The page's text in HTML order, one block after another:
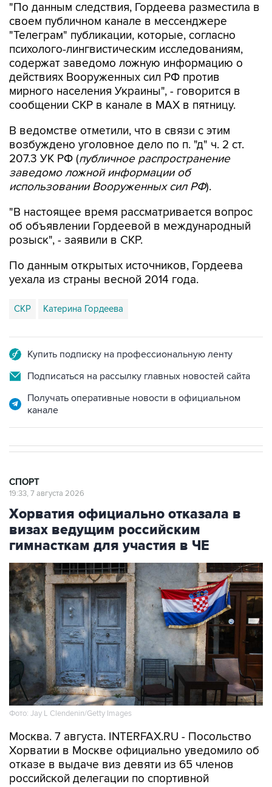
"По данным следствия, Гордеева разместила в
своем публичном канале в мессенджере
"Телеграм" публикации, которые, согласно
психолого-лингвистическим исследованиям,
содержат заведомо ложную информацию о
действиях Вооруженных сил РФ против
мирного населения Украины", - говорится в
сообщении СКР в канале в MAX в пятницу.
В ведомстве отметили, что в связи с этим
возбуждено уголовное дело по п. "д" ч. 2 ст.
207.3 УК РФ (публичное распространение
заведомо ложной информации об
использовании Вооруженных сил РФ).
"В настоящее время рассматривается вопрос
об объявлении Гордеевой в международный
розыск", - заявили в СКР.
По данным открытых источников, Гордеева
уехала из страны весной 2014 года.
СКР Катерина Гордеева
Купить подписку на профессиональную ленту
Подписаться на рассылку главных новостей сайта
Получать оперативные новости в официальном
канале
СПОРТ
19:33, 7 августа 2026
Хорватия официально отказала в
визах ведущим российским
гимнасткам для участия в ЧЕ
Фото: Jay L Clendenin/Getty Images
Москва. 7 августа. INTERFAX.RU - Посольство
Хорватии в Москве официально уведомило об
отказе в выдаче виз девяти из 65 членов
российской делегации по спортивной